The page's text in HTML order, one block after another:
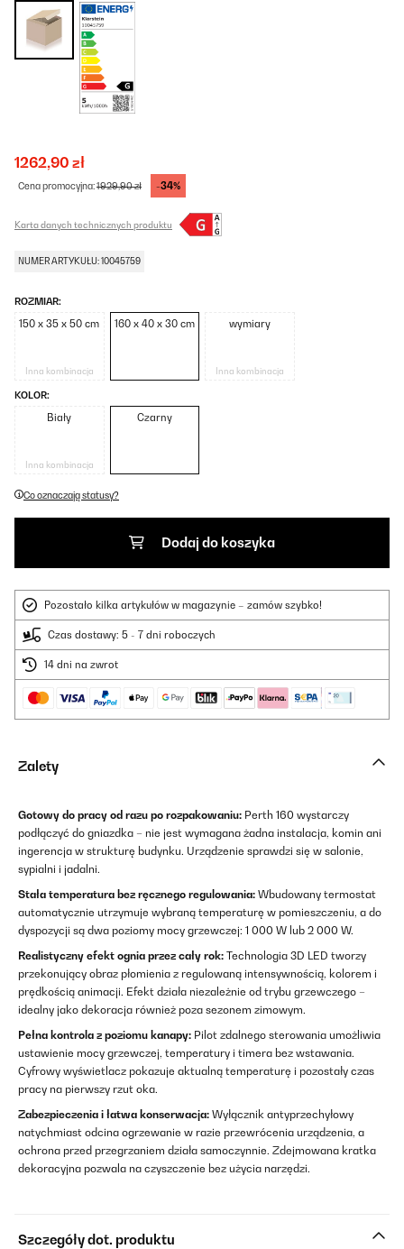
1262,90 zł
Cena promocyjna:1929,90 zł -34%
Karta danych technicznych produktu
NUMER ARTYKUŁU: 10045759
ROZMIAR:
150 x 35 x 50 cm
Inna kombinacja
160 x 40 x 30 cm wymiary
Inna kombinacja
KOLOR:
Biały
Inna kombinacja
Czarny
Co oznaczają statusy?
Dodaj do koszyka
Pozostało kilka artykułów w magazynie – zamów szybko!
Czas dostawy: 5 - 7 dni roboczych
14 dni na zwrot
Zalety
Gotowy do pracy od razu po rozpakowaniu: Perth 160 wystarczy
podłączyć do gniazdka – nie jest wymagana żadna instalacja, komin ani
ingerencja w strukturę budynku. Urządzenie sprawdzi się w salonie,
sypialni i jadalni.
Stała temperatura bez ręcznego regulowania: Wbudowany termostat
automatycznie utrzymuje wybraną temperaturę w pomieszczeniu, a do
dyspozycji są dwa poziomy mocy grzewczej: 1 000 W lub 2 000 W.
Realistyczny efekt ognia przez cały rok: Technologia 3D LED tworzy
przekonujący obraz płomienia z regulowaną intensywnością, kolorem i
prędkością animacji. Efekt działa niezależnie od trybu grzewczego –
idealny jako dekoracja również poza sezonem zimowym.
Pełna kontrola z poziomu kanapy: Pilot zdalnego sterowania umożliwia
ustawienie mocy grzewczej, temperatury i timera bez wstawania.
Cyfrowy wyświetlacz pokazuje aktualną temperaturę i pozostały czas
pracy na pierwszy rzut oka.
Zabezpieczenia i łatwa konserwacja: Wyłącznik antyprzechyłowy
natychmiast odcina ogrzewanie w razie przewrócenia urządzenia, a
ochrona przed przegrzaniem działa samoczynnie. Zdejmowana kratka
dekoracyjna pozwala na czyszczenie bez użycia narzędzi.
Szczegóły dot. produktu